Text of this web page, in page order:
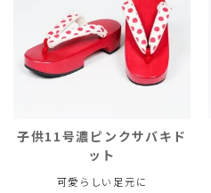
子供11号濃ピンクサバキド
ット
可愛らしい足元に